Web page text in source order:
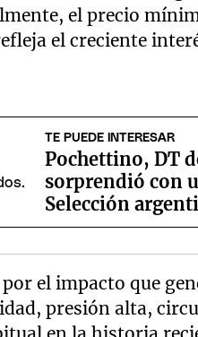
el precio
el creciente
TE PUEDE INTERESAR
Pochettino, DT
sorprendió con
Selección
el impacto que
presión alta,